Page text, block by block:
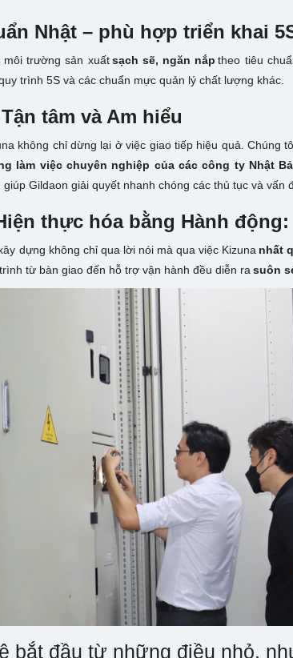
Nhật – phù hợp triển khai
môi trường sản xuấtsạch sẽ, ngăn nắp theo tiêu
trình 5S và các chuẩn mực quản lý chất lượng khác.
tâm và Am hiểu
không chỉ dừng lại ở việc giao tiếp hiệu quả. Chúng
làm việc chuyên nghiệp của các công ty Nhật
, giúp Gildaon giải quyết nhanh chóng các thủ tục và vấn
thực hóa bằng Hành động:
dựng không chỉ qua lời nói mà qua việc Kizuna nhất
trình từ bàn giao đến hỗ trợ vận hành đều diễn ra suôn
bắt đầu từ những điều nhỏ,